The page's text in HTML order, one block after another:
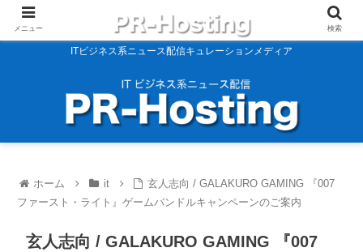
ITビジネス系ニュース配信キュレーションメディア
ホーム it
玄人志向 / GALAKURO GAMING 『007
ファースト・ライト』ゲームバンドルキャンペーンのご案内
玄人志向 / GALAKURO GAMING 『007
メニュー 検索